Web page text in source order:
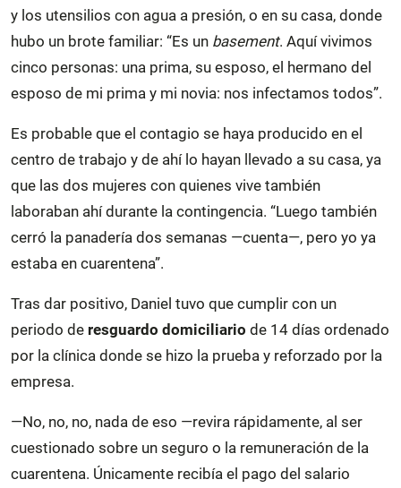
y los utensilios con agua a presión, o en su casa, donde
hubo un brote familiar: “Es un basement. Aquí vivimos
cinco personas: una prima, su esposo, el hermano del
esposo de mi prima y mi novia: nos infectamos todos”.
Es probable que el contagio se haya producido en el
centro de trabajo y de ahí lo hayan llevado a su casa, ya
que las dos mujeres con quienes vive también
laboraban ahí durante la contingencia. “Luego también
cerró la panadería dos semanas —cuenta—, pero yo ya
estaba en cuarentena”.
Tras dar positivo, Daniel tuvo que cumplir con un
periodo de resguardo domiciliario de 14 días ordenado
por la clínica donde se hizo la prueba y reforzado por la
empresa.
—No, no, no, nada de eso —revira rápidamente, al ser
cuestionado sobre un seguro o la remuneración de la
cuarentena. Únicamente recibía el pago del salario